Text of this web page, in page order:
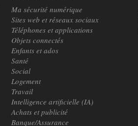
Ma sécurité numérique
Sites web et réseaux sociaux
Téléphones et applications
Objets connectés
Enfants et ados
Santé
Social
Logement
Travail
Intelligence artificielle (IA)
Achats et publicité
Banque/Assurance